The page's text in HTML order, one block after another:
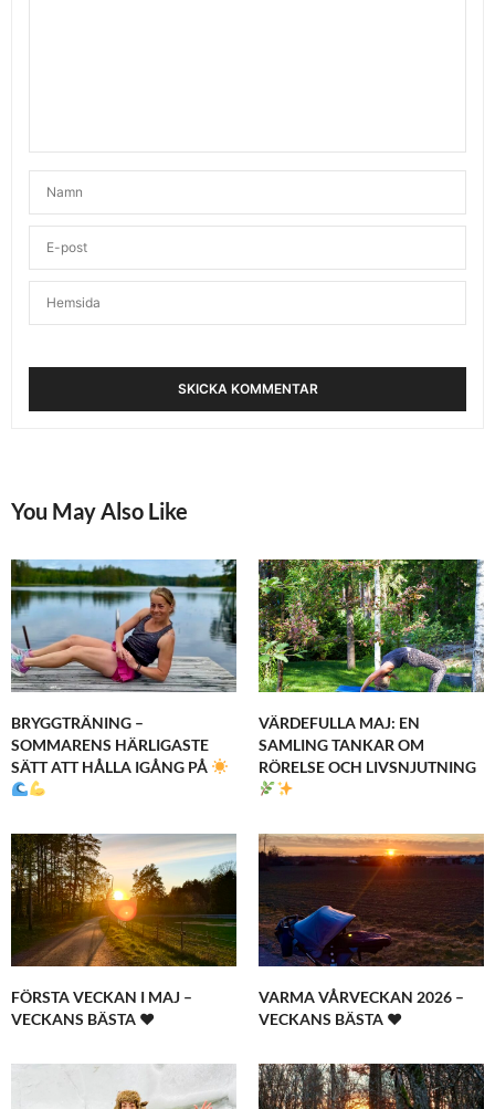
You May Also Like
BRYGGTRÄNING –
SOMMARENS HÄRLIGASTE
SÄTT ATT HÅLLA IGÅNG PÅ
VÄRDEFULLA MAJ: EN
SAMLING TANKAR OM
RÖRELSE OCH LIVSNJUTNING
FÖRSTA VECKAN I MAJ –
VECKANS BÄSTA ♥
VARMA VÅRVECKAN 2026 –
VECKANS BÄSTA ♥